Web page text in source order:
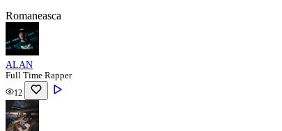
Romaneasca
ALAN
Full Time Rapper
12